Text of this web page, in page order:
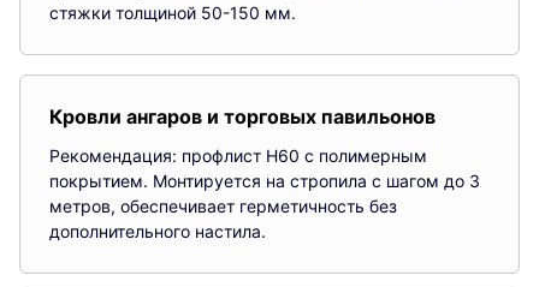
стяжки толщиной 50-150 мм.
Кровли ангаров и торговых павильонов
Рекомендация: профлист Н60 с полимерным
покрытием. Монтируется на стропила с шагом до 3
метров, обеспечивает герметичность без
дополнительного настила.